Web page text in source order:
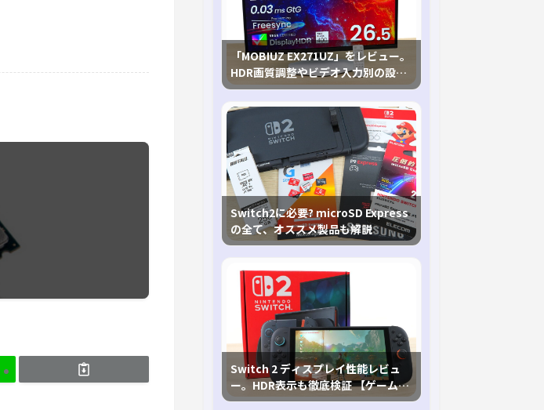
「MOBIUZ EX271UZ」をレビュー。
HDR画質調整やビデオ入力別の設定
が可能な4K有機ELゲーミングモニタ
を徹底検証
Switch2に必要? microSD Express
の全て、オススメ製品も解説
Switch 2 ディスプレイ性能レビュ
ー。HDR表示も徹底検証 【ゲームに
おけるHDRの未来を切り開く1台！】